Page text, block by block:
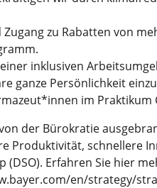
zu Rabatten von
inklusiven
ganze Persönlichkeit
im Praktikum
der Bürokratie
Produktivität, schnellere
(DSO). Erfahren Sie hier
en/strategy/